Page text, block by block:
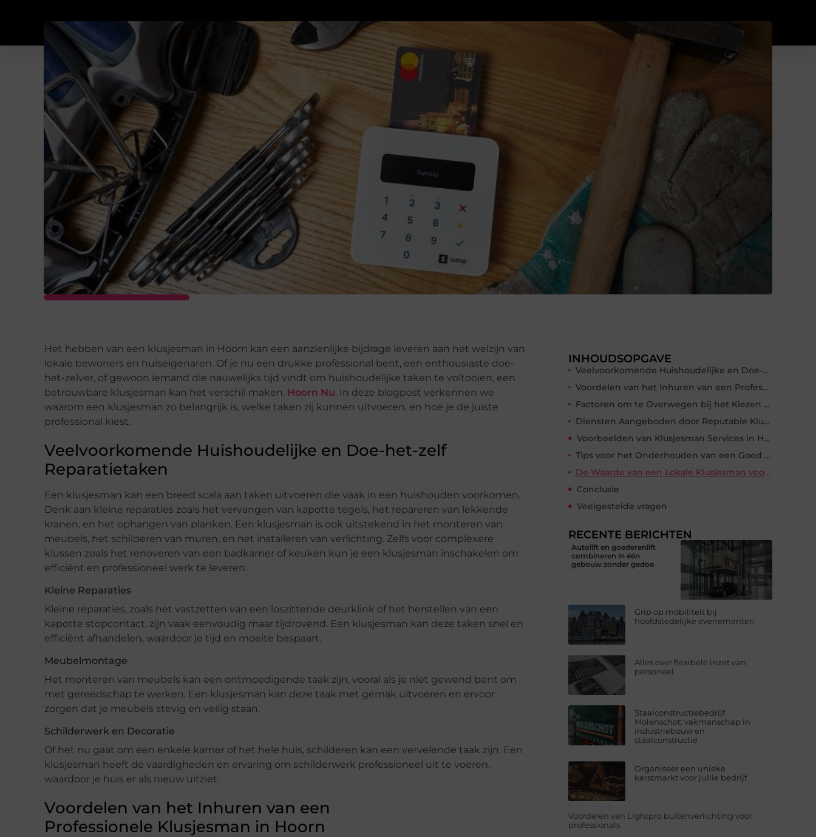
Het hebben van een klusjesman in Hoorn kan een aanzienlijke bijdrage leveren aan het welzijn van
lokale bewoners en huiseigenaren. Of je nu een drukke professional bent, een enthousiaste doe-
het-zelver, of gewoon iemand die nauwelijks tijd vindt om huishoudelijke taken te voltooien, een
betrouwbare klusjesman kan het verschil maken. Hoorn Nu. In deze blogpost verkennen we
waarom een klusjesman zo belangrijk is, welke taken zij kunnen uitvoeren, en hoe je de juiste
professional kiest.
Veelvoorkomende Huishoudelijke en Doe-het-zelf
Reparatietaken
Een klusjesman kan een breed scala aan taken uitvoeren die vaak in een huishouden voorkomen.
Denk aan kleine reparaties zoals het vervangen van kapotte tegels, het repareren van lekkende
kranen, en het ophangen van planken. Een klusjesman is ook uitstekend in het monteren van
meubels, het schilderen van muren, en het installeren van verlichting. Zelfs voor complexere
klussen zoals het renoveren van een badkamer of keuken kun je een klusjesman inschakelen om
efficiënt en professioneel werk te leveren.
Kleine Reparaties
Kleine reparaties, zoals het vastzetten van een loszittende deurklink of het herstellen van een
kapotte stopcontact, zijn vaak eenvoudig maar tijdrovend. Een klusjesman kan deze taken snel en
efficiënt afhandelen, waardoor je tijd en moeite bespaart.
Meubelmontage
Het monteren van meubels kan een ontmoedigende taak zijn, vooral als je niet gewend bent om
met gereedschap te werken. Een klusjesman kan deze taak met gemak uitvoeren en ervoor
zorgen dat je meubels stevig en veilig staan.
Schilderwerk en Decoratie
Of het nu gaat om een enkele kamer of het hele huis, schilderen kan een vervelende taak zijn. Een
klusjesman heeft de vaardigheden en ervaring om schilderwerk professioneel uit te voeren,
waardoor je huis er als nieuw uitziet.
Voordelen van het Inhuren van een
Professionele Klusjesman in Hoorn
INHOUDSOPGAVE
Veelvoorkomende Huishoudelijke en Doe-het-zelf Reparatietaken
Voordelen van het Inhuren van een Professionele Klusjesman in Hoorn
Factoren om te Overwegen bij het Kiezen van een Klusjesman
Diensten Aangeboden door Reputable Klusjesman in Hoorn
Voorbeelden van Klusjesman Services in Hoorn
Tips voor het Onderhouden van een Goed Onderhouden Huis
De Waarde van een Lokale Klusjesman voor de Gemeenschap
Conclusie
Veelgestelde vragen
RECENTE BERICHTEN
Autolift en goederenlift
combineren in één
gebouw zonder gedoe
Grip op mobiliteit bij
hoofdstedelijke evenementen
Alles over flexibele inzet van
personeel
Staalconstructiebedrijf
Molenschot: vakmanschap in
industriebouw en
staalconstructie
Organiseer een unieke
kerstmarkt voor jullie bedrijf
Voordelen van Lightpro buitenverlichting voor
professionals